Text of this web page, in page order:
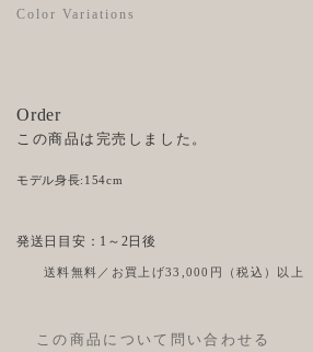
Color Variations
Order
この商品は完売しました。
モデル身長:154cm
発送日目安：1～2日後
送料無料／お買上げ33,000円（税込）以上
この商品について問い合わせる